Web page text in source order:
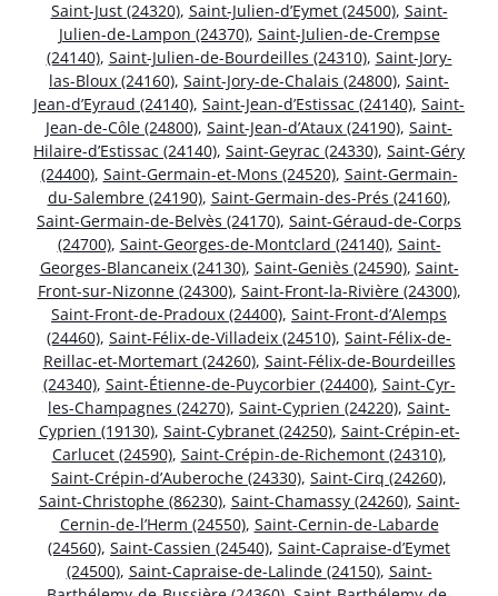
Saint-Just (24320), Saint-Julien-d’Eymet (24500), Saint-
Julien-de-Lampon (24370), Saint-Julien-de-Crempse
(24140), Saint-Julien-de-Bourdeilles (24310), Saint-Jory-
las-Bloux (24160), Saint-Jory-de-Chalais (24800), Saint-
Jean-d’Eyraud (24140), Saint-Jean-d’Estissac (24140), Saint-
Jean-de-Côle (24800), Saint-Jean-d’Ataux (24190), Saint-
Hilaire-d’Estissac (24140), Saint-Geyrac (24330), Saint-Géry
(24400), Saint-Germain-et-Mons (24520), Saint-Germain-
du-Salembre (24190), Saint-Germain-des-Prés (24160),
Saint-Germain-de-Belvès (24170), Saint-Géraud-de-Corps
(24700), Saint-Georges-de-Montclard (24140), Saint-
Georges-Blancaneix (24130), Saint-Geniès (24590), Saint-
Front-sur-Nizonne (24300), Saint-Front-la-Rivière (24300),
Saint-Front-de-Pradoux (24400), Saint-Front-d’Alemps
(24460), Saint-Félix-de-Villadeix (24510), Saint-Félix-de-
Reillac-et-Mortemart (24260), Saint-Félix-de-Bourdeilles
(24340), Saint-Étienne-de-Puycorbier (24400), Saint-Cyr-
les-Champagnes (24270), Saint-Cyprien (24220), Saint-
Cyprien (19130), Saint-Cybranet (24250), Saint-Crépin-et-
Carlucet (24590), Saint-Crépin-de-Richemont (24310),
Saint-Crépin-d’Auberoche (24330), Saint-Cirq (24260),
Saint-Christophe (86230), Saint-Chamassy (24260), Saint-
Cernin-de-l’Herm (24550), Saint-Cernin-de-Labarde
(24560), Saint-Cassien (24540), Saint-Capraise-d’Eymet
(24500), Saint-Capraise-de-Lalinde (24150), Saint-